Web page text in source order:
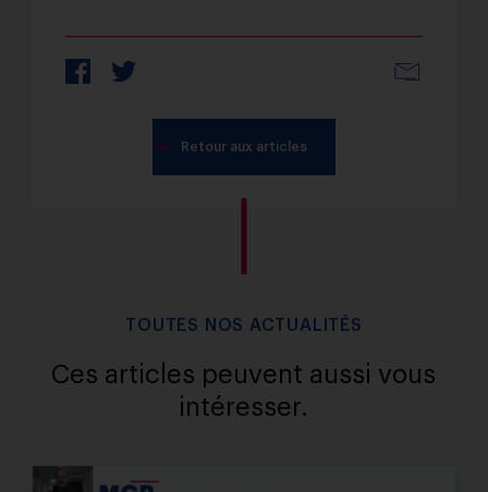
Retour aux articles
TOUTES NOS ACTUALITÉS
Ces articles peuvent aussi vous
intéresser.